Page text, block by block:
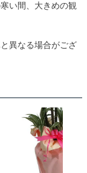
い間、大きめの観
異なる場合がござ